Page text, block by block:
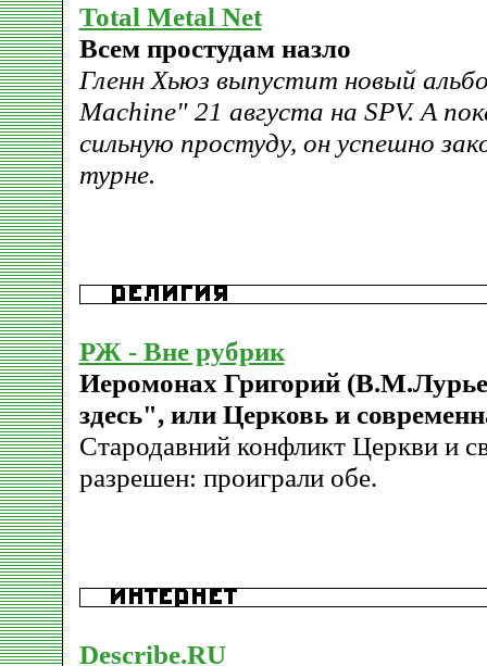
Total Metal Net
Всем простудам назло
Гленн Хьюз выпустит новый
Machine" 21 августа на SPV. А
сильную простуду, он успешно
турне.
РЖ - Вне рубрик
Иеромонах Григорий
здесь", или Церковь и
Стародавний конфликт Церкви и
разрешен: проиграли обе.
Describe.RU